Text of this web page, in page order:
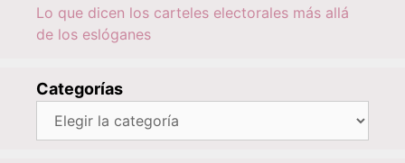
Lo que dicen los carteles electorales más allá
de los eslóganes
Categorías
Categorías